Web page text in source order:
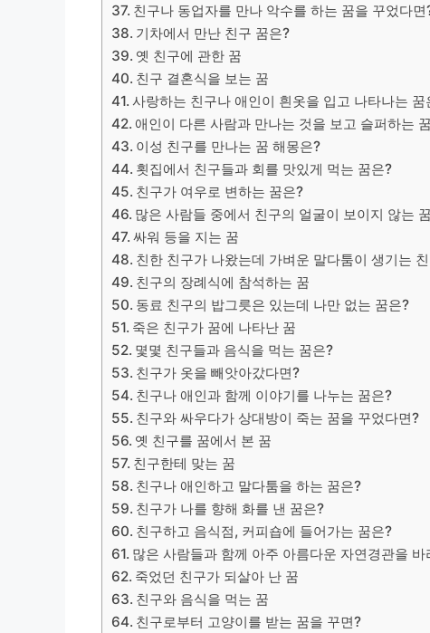
친구나 동업자를 만나 악수를 하는 꿈을 꾸었다면
기차에서 만난 친구 꿈은?
옛 친구에 관한 꿈
친구 결혼식을 보는 꿈
사랑하는 친구나 애인이 흰옷을 입고 나타나는 꿈
애인이 다른 사람과 만나는 것을 보고 슬퍼하는
이성 친구를 만나는 꿈 해몽은?
횟집에서 친구들과 회를 맛있게 먹는 꿈은?
​친구가 여우로 변하는 꿈은?
많은 사람들 중에서 친구의 얼굴이 보이지 않는
싸워 등을 지는 꿈
친한 친구가 나왔는데 가벼운 말다툼이 생기는
친구의 장례식에 참석하는 꿈
동료 친구의 밥그릇은 있는데 나만 없는 꿈은?
죽은 친구가 꿈에 나타난 꿈
몇몇 친구들과 음식을 먹는 꿈은?
친구가 옷을 빼앗아갔다면?
친구나 애인과 함께 이야기를 나누는 꿈은?
친구와 싸우다가 상대방이 죽는 꿈을 꾸었다면?
옛 친구를 꿈에서 본 꿈
친구한테 맞는 꿈
친구나 애인하고 말다툼을 하는 꿈은?
친구가 나를 향해 화를 낸 꿈은?
친구하고 음식점, 커피숍에 들어가는 꿈은?
많은 사람들과 함께 아주 아름다운 자연경관을
​죽었던 친구가 되살아 난 꿈
친구와 음식을 먹는 꿈
친구로부터 고양이를 받는 꿈을 꾸면?